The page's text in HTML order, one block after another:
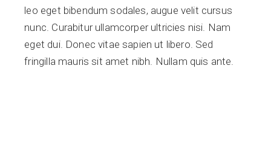
leo eget bibendum sodales, augue velit cursus
nunc. Curabitur ullamcorper ultricies nisi. Nam
eget dui. Donec vitae sapien ut libero. Sed
fringilla mauris sit amet nibh. Nullam quis ante.